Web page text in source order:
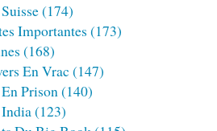
(174)
Importantes (173)
(168)
En Vrac (147)
Prison(140)
(123)